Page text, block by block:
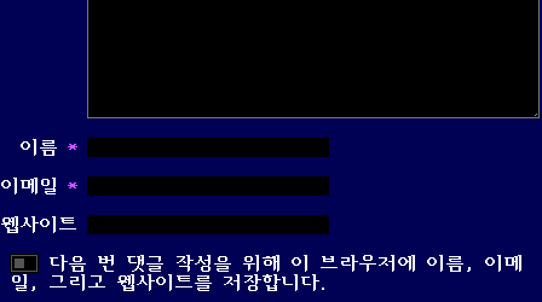
이름 *
이메일 *
웹사이트
다음 번 댓글 작성을 위해 이 브라우저에 이름, 이메
일, 그리고 웹사이트를 저장합니다.